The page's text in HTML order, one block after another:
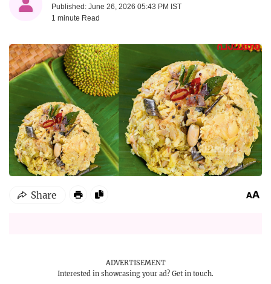
Published: June 26, 2026 05:43 PM IST
1 minute Read
ADVERTISEMENT
Interested in showcasing your ad? Get in touch.